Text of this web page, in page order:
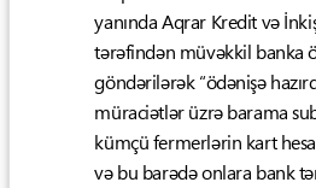
yanında Aqrar Kredit və
tərəfindən müvəkkil banka
göndərilərək “ödənişə
müraciətlər üzrə barama
kümçü fermerlərin kart
və bu barədə onlara bank